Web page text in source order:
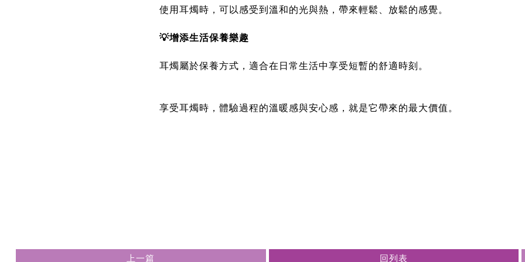
使用耳燭時，可以感受到溫和的光與熱，帶來輕鬆、放鬆的感覺。
💡增添生活保養樂趣
耳燭屬於保養方式，適合在日常生活中享受短暫的舒適時刻。
享受耳燭時，體驗過程的溫暖感與安心感，就是它帶來的最大價值。
上一篇 回列表